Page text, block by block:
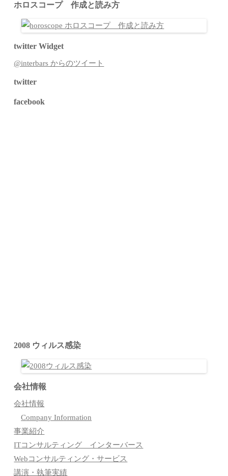
ホロスコープ 作成と読み方
twitter Widget
@interbars からのツイート
twitter
facebook
2008 ウィルス感染
会社情報
会社情報
Company Information
事業紹介
ITコンサルティング インターバース
Webコンサルティング・サービス
講演・執筆実績